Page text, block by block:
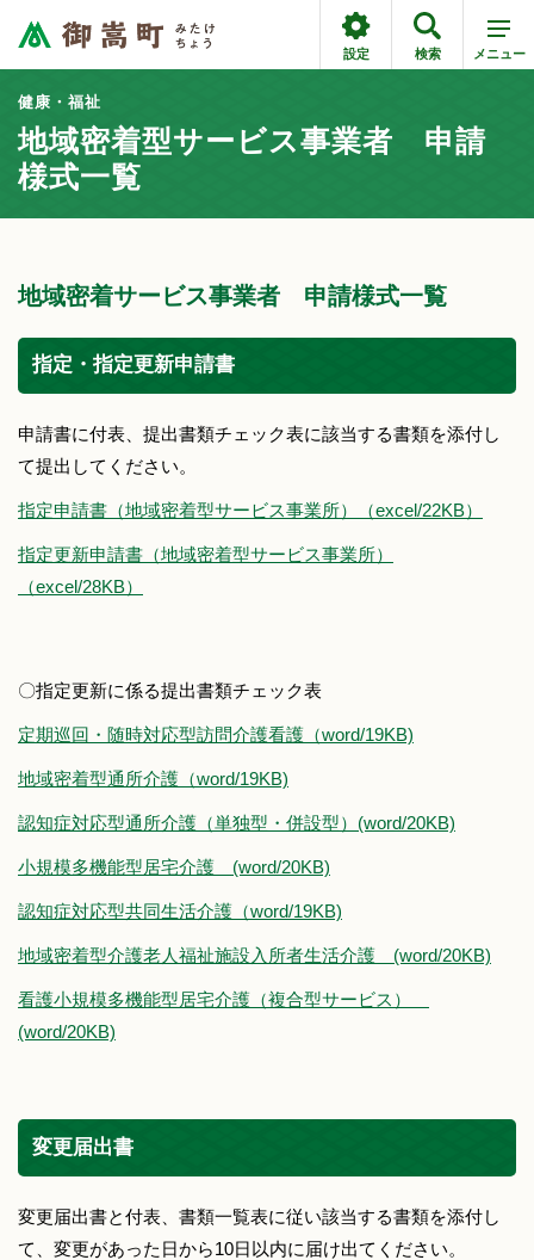
設定 検索 メニュー
健康・福祉
地域密着型サービス事業者 申請
様式一覧
地域密着サービス事業者 申請様式一覧
指定・指定更新申請書
申請書に付表、提出書類チェック表に該当する書類を添付し
て提出してください。
指定申請書（地域密着型サービス事業所）（excel/22KB）
指定更新申請書（地域密着型サービス事業所）
（excel/28KB）
〇指定更新に係る提出書類チェック表
定期巡回・随時対応型訪問介護看護（word/19KB)
地域密着型通所介護（word/19KB)
認知症対応型通所介護（単独型・併設型）(word/20KB)
小規模多機能型居宅介護 (word/20KB)
認知症対応型共同生活介護（word/19KB)
地域密着型介護老人福祉施設入所者生活介護 (word/20KB)
看護小規模多機能型居宅介護（複合型サービス）
(word/20KB)
変更届出書
変更届出書と付表、書類一覧表に従い該当する書類を添付し
て、変更があった日から10日以内に届け出てください。